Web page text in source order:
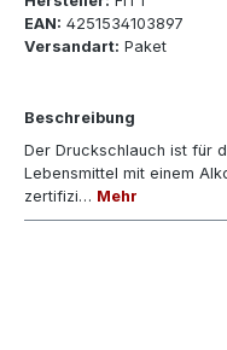
EAN: 4251534103897
Versandart: Paket
Beschreibung
Der Druckschlauch ist für
Lebensmittel mit einem
zertifizi… Mehr